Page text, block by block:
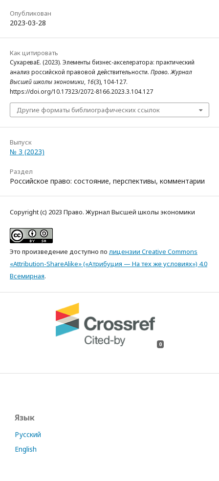
Опубликован
2023-03-28
Как цитировать
СухареваЕ. (2023). Элементы бизнес-акселератора: практический
анализ российской правовой действительности. Право. Журнал
Высшей школы экономики, 16(3), 104-127.
https://doi.org/10.17323/2072-8166.2023.3.104.127
Другие форматы библиографических ссылок
Выпуск
№ 3 (2023)
Раздел
Российское право: состояние, перспективы, комментарии
Copyright (c) 2023 Право. Журнал Высшей школы экономики
Это произведение доступно по лицензии Creative Commons
«Attribution-ShareAlike» («Атрибуция — На тех же условиях») 4.0
Всемирная.
0
Язык
Русский
English